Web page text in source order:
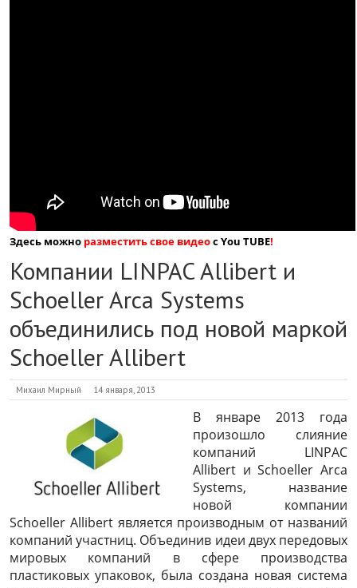
Здесь можно разместить свое видеос You TUBE!
Компании LINPAC Allibert и
Schoeller Arca Systems
объединились под новой маркой
Schoeller Allibert
Михаил Мирный 14 января, 2013
В январе 2013 года
произошло слияние
компаний LINPAC
Allibert и Schoeller Arca
Systems, название
новой компании
Schoeller Allibert является производным от названий
компаний участниц. Объединив идеи двух передовых
мировых компаний в сфере производства
пластиковых упаковок, была создана новая система